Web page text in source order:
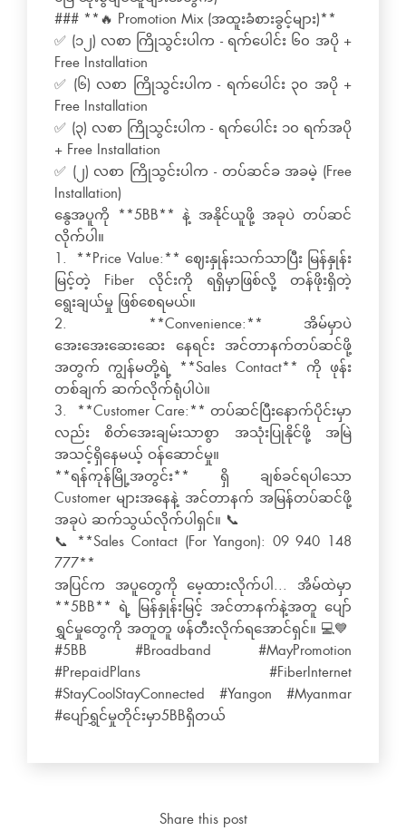
### **🔥 Promotion Mix (အထူးခံစားခွင့်များ)**
✅ (၁၂) လစာ ကြိုသွင်းပါက - ရက်ပေါင်း ၆၀ အပို +
Free Installation
✅ (၆) လစာ ကြိုသွင်းပါက - ရက်ပေါင်း ၃၀ အပို +
Free Installation
✅ (၃) လစာ ကြိုသွင်းပါက - ရက်ပေါင်း ၁၀ ရက်အပို
+ Free Installation
✅ (၂) လစာ ကြိုသွင်းပါက - တပ်ဆင်ခ အခမဲ့ (Free
Installation)
နွေအပူကို **5BB** နဲ့ အနိုင်ယူဖို့ အခုပဲ တပ်ဆင်
လိုက်ပါ။
1. **Price Value:** ဈေးနှုန်းသက်သာပြီး မြန်နှုန်း
မြင့်တဲ့ Fiber လိုင်းကို ရရှိမှာဖြစ်လို့ တန်ဖိုးရှိတဲ့
ရွေးချယ်မှု ဖြစ်စေရမယ်။
2. **Convenience:** အိမ်မှာပဲ
အေးအေးဆေးဆေး နေရင်း အင်တာနက်တပ်ဆင်ဖို့
အတွက် ကျွန်မတို့ရဲ့ **Sales Contact** ကို ဖုန်း
တစ်ချက် ဆက်လိုက်ရုံပါပဲ။
3. **Customer Care:** တပ်ဆင်ပြီးနောက်ပိုင်းမှာ
လည်း စိတ်အေးချမ်းသာစွာ အသုံးပြုနိုင်ဖို့ အမြဲ
အသင့်ရှိနေမယ့် ဝန်ဆောင်မှု။
**ရန်ကုန်မြို့အတွင်း** ရှိ ချစ်ခင်ရပါသော
Customer များအနေနဲ့ အင်တာနက် အမြန်တပ်ဆင်ဖို့
အခုပဲ ဆက်သွယ်လိုက်ပါရှင်။ 📞
📞 **Sales Contact (For Yangon): 09 940 148
777**
အပြင်က အပူတွေကို မေ့ထားလိုက်ပါ... အိမ်ထဲမှာ
**5BB** ရဲ့ မြန်နှုန်းမြင့် အင်တာနက်နဲ့အတူ ပျော်
ရွှင်မှုတွေကို အတူတူ ဖန်တီးလိုက်ရအောင်ရှင်။ 💻💙
#5BB #Broadband #MayPromotion
#PrepaidPlans #FiberInternet
#StayCoolStayConnected #Yangon #Myanmar
#ပျော်ရွှင်မှုတိုင်းမှာ5BBရှိတယ်
Share this post